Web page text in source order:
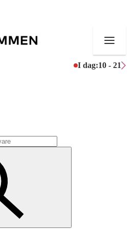
I dag:10 - 21